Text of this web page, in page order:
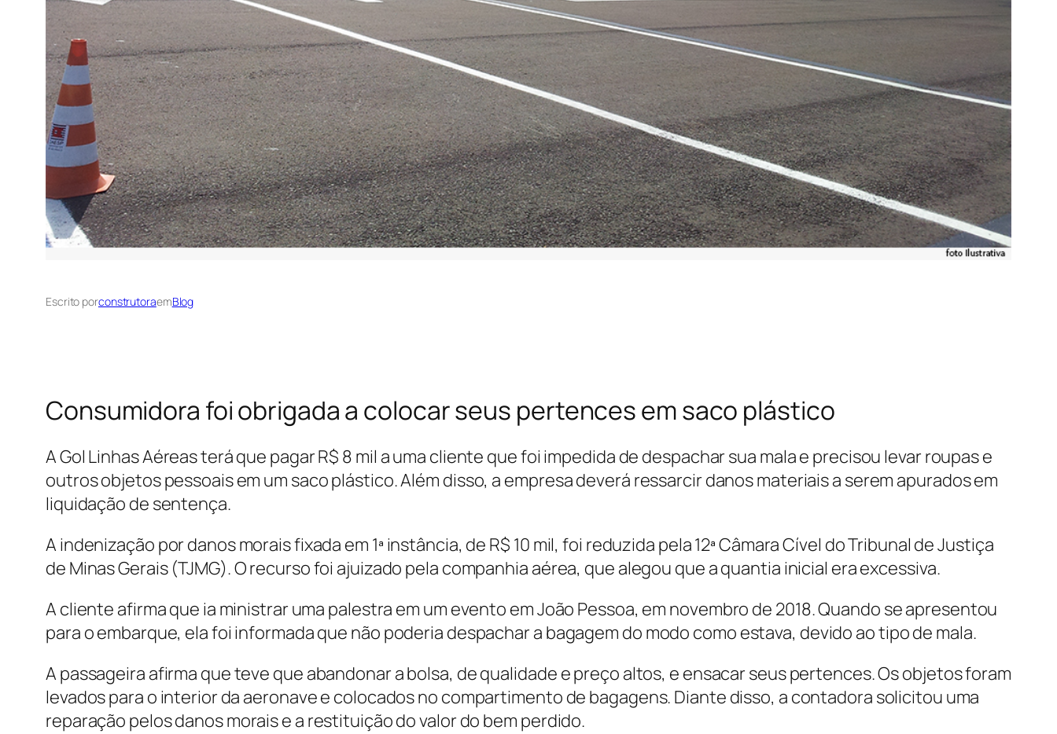
Escrito porconstrutoraemBlog
Consumidora foi obrigada a colocar seus pertences em saco plástico
A Gol Linhas Aéreas terá que pagar R$ 8 mil a uma cliente que foi impedida de despachar sua mala e precisou levar roupas e
outros objetos pessoais em um saco plástico. Além disso, a empresa deverá ressarcir danos materiais a serem apurados em
liquidação de sentença.
A indenização por danos morais fixada em 1ª instância, de R$ 10 mil, foi reduzida pela 12ª Câmara Cível do Tribunal de Justiça
de Minas Gerais (TJMG). O recurso foi ajuizado pela companhia aérea, que alegou que a quantia inicial era excessiva.
A cliente afirma que ia ministrar uma palestra em um evento em João Pessoa, em novembro de 2018. Quando se apresentou
para o embarque, ela foi informada que não poderia despachar a bagagem do modo como estava, devido ao tipo de mala.
A passageira afirma que teve que abandonar a bolsa, de qualidade e preço altos, e ensacar seus pertences. Os objetos foram
levados para o interior da aeronave e colocados no compartimento de bagagens. Diante disso, a contadora solicitou uma
reparação pelos danos morais e a restituição do valor do bem perdido.